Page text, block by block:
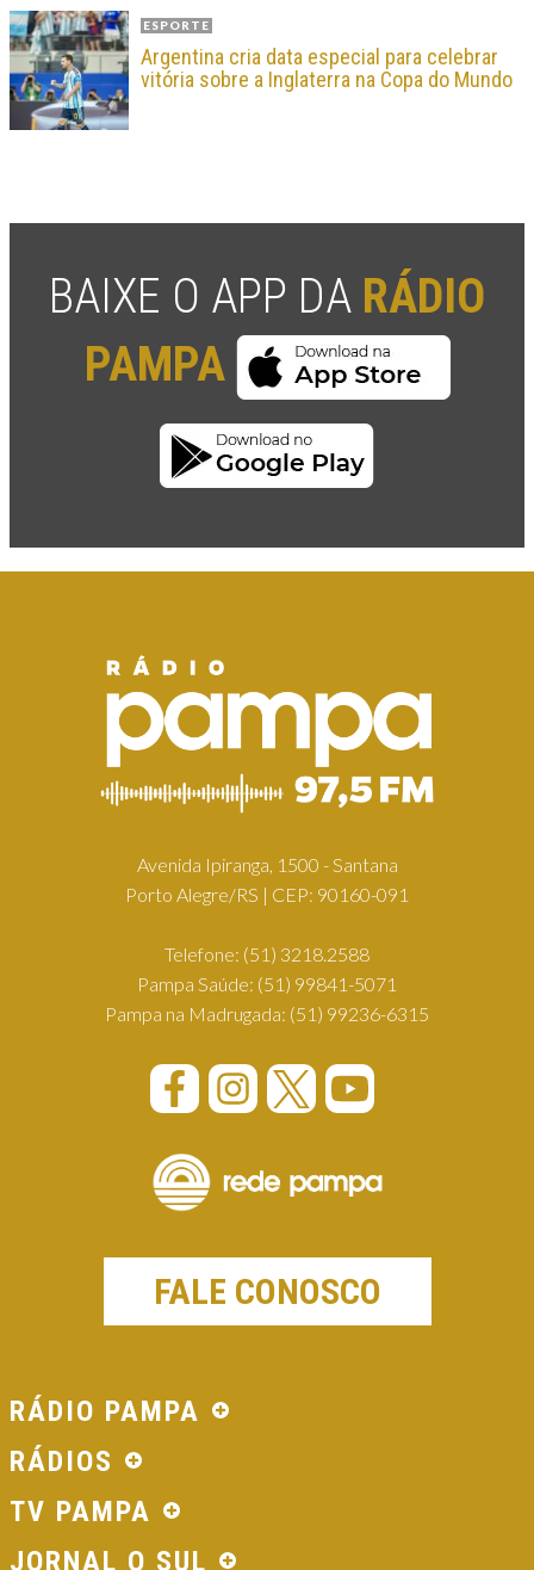
ESPORTE
Argentina cria data especial para celebrar
vitória sobre a Inglaterra na Copa do Mundo
BAIXE O APP DA RÁDIO
PAMPA
Avenida Ipiranga, 1500 - Santana
Porto Alegre/RS | CEP: 90160-091
Telefone: (51) 3218.2588
Pampa Saúde: (51) 99841-5071
Pampa na Madrugada: (51) 99236-6315
FALE CONOSCO
RÁDIO PAMPA
RÁDIOS
TV PAMPA
JORNAL O SUL